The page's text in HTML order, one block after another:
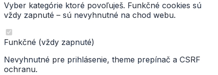
Vyber kategórie ktoré povoľuješ. Funkčné cookies sú
vždy zapnuté – sú nevyhnutné na chod webu.
Funkčné (vždy zapnuté)
Nevyhnutné pre prihlásenie, theme prepínač a CSRF
ochranu.